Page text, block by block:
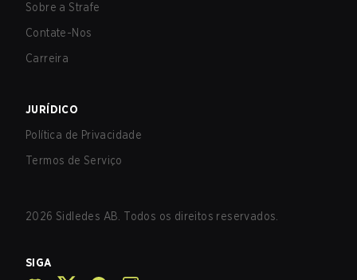
Sobre a Strafe
Contate-Nos
Carreira
JURÍDICO
Política de Privacidade
Termos de Serviço
2026 Sidledes AB. Todos os direitos reservados.
SIGA